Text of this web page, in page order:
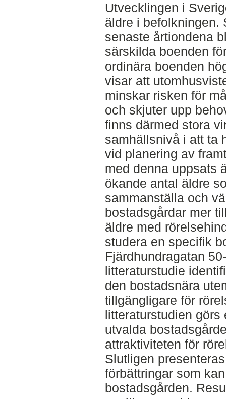
Utvecklingen i
äldre i befolkningen.
senaste årtiondena
särskilda boenden
ordinära boenden
visar att
minskar risken för
och skjuter upp
finns därmed stora
samhällsnivå i att ta
vid planering av
med denna uppsats
ökande antal äldre
sammanställa och
bostadsgårdar mer
äldre med
studera en specifik
Fjärdhundragatan
litteraturstudie
den bostadsnära
tillgängligare för
litteraturstudien görs
utvalda
attraktiviteten för
Slutligen
förbättringar som
bostadsgården.